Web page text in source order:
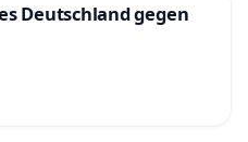
Deutschland gegen